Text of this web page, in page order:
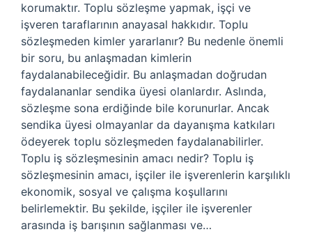
korumaktır. Toplu sözleşme yapmak, işçi ve
işveren taraflarının anayasal hakkıdır. Toplu
sözleşmeden kimler yararlanır? Bu nedenle önemli
bir soru, bu anlaşmadan kimlerin
faydalanabileceğidir. Bu anlaşmadan doğrudan
faydalananlar sendika üyesi olanlardır. Aslında,
sözleşme sona erdiğinde bile korunurlar. Ancak
sendika üyesi olmayanlar da dayanışma katkıları
ödeyerek toplu sözleşmeden faydalanabilirler.
Toplu iş sözleşmesinin amacı nedir? Toplu iş
sözleşmesinin amacı, işçiler ile işverenlerin karşılıklı
ekonomik, sosyal ve çalışma koşullarını
belirlemektir. Bu şekilde, işçiler ile işverenler
arasında iş barışının sağlanması ve…